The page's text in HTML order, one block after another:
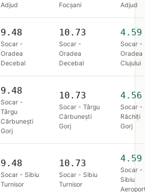
Adjud
Focşani
Adjud
9.48
Socar -
Oradea
Decebal
10.73
Socar -
Oradea
Decebal
4.59
Socar -
Oradea
Clujului
9.48
Socar -
Târgu
Cărbunești
Gorj
10.73
Socar - Târgu
Cărbunești
Gorj
4.56
Socar -
Răchiți
Gorj
9.48
Socar - Sibiu
Turnisor
10.73
Socar - Sibiu
Turnisor
4.59
Socar -
Sibiu